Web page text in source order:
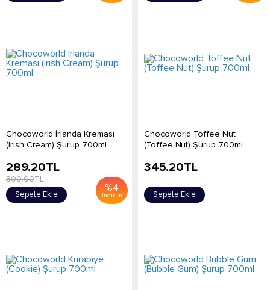
Chocoworld İrlanda Kreması
(Irish Cream) Şurup 700ml
%4
İndirim
289.20TL
300.00TL
Sepete Ekle
Chocoworld Toffee Nut
(Toffee Nut) Şurup 700ml
345.20TL
Sepete Ekle